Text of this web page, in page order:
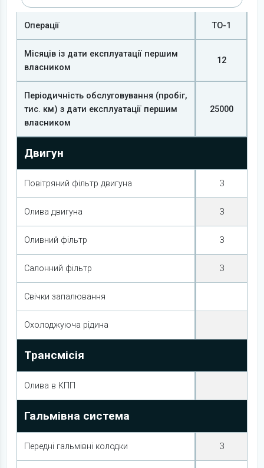
Операції ТО-1
Місяців із дати експлуатації першим
власником
12
Періодичність обслуговування (пробіг,
тис. км) з дати експлуатації першим
власником
25000
Двигун
Повітряний фільтр двигуна З
Олива двигуна З
Оливний фільтр З
Салонний фільтр З
Свічки запалювання
Охолоджуюча рідина
Трансмісія
Олива в КПП
Гальмівна система
Передні гальмівні колодки З